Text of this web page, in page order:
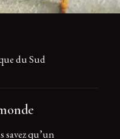
du Sud
savez qu’un